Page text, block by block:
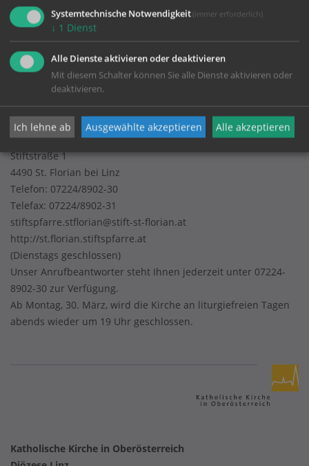
Stiftstraße 1
4490 St. Florian bei Linz
Telefon: 07224/8902-30
Telefax: 07224/8902-31
stiftspfarre.stflorian@stift-st-florian.at
http://st.florian.stiftspfarre.at
(Dienstags geschlossen)
Unser Anrufbeantworter steht Ihnen jederzeit unter 07224-
8902-30 zur Verfügung.
Ab Montag, 30. März, wird die Kirche an liturgiefreien Tagen
abends wieder um 19 Uhr geschlossen.
Katholische Kirche in Oberösterreich
Systemtechnische Notwendigkeit (immer erforderlich)
↓ 1 Dienst
Alle Dienste aktivieren oder deaktivieren
Mit diesem Schalter können Sie alle Dienste aktivieren oder
deaktivieren.
Ich lehne ab Ausgewählte akzeptieren Alle akzeptieren